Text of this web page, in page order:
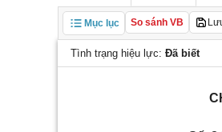
Mục lục So sánh VB
Tình trạng hiệu lực: Đã biết